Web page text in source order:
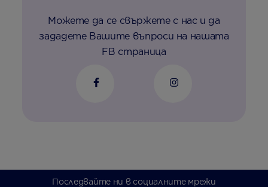
Можете да се свържете с нас и да
зададете Вашите въпроси на нашата
FB страница
Последвайте ни в социалните мрежи